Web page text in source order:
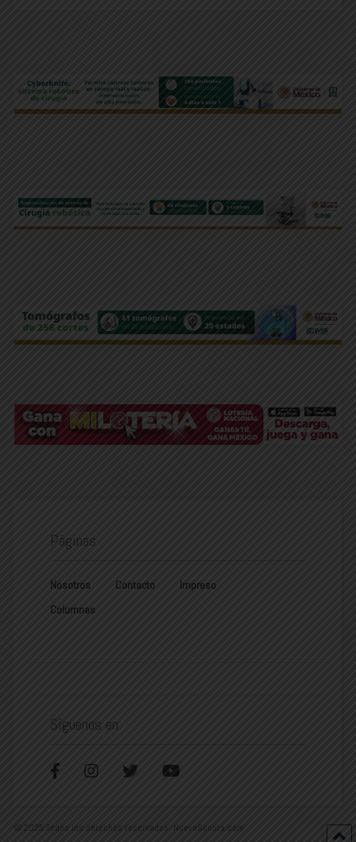
Páginas
Nosotros Contacto
Impreso
Columnas
Síguenos en:
© 2025 Todos los derechos reservados. NuevoSonora.com